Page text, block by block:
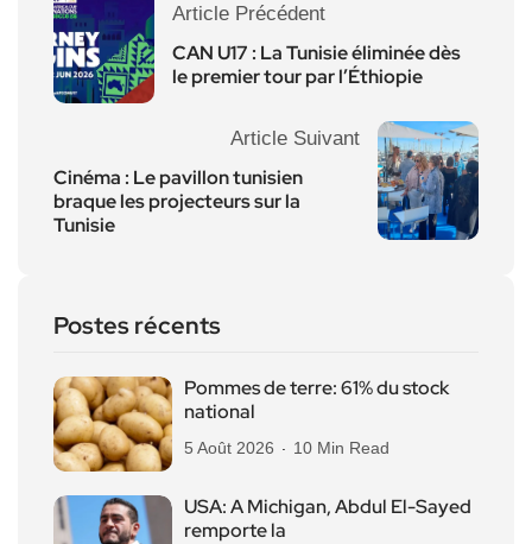
Article Précédent
CAN U17 : La Tunisie éliminée dès
le premier tour par l’Éthiopie
Article Suivant
Cinéma : Le pavillon tunisien
braque les projecteurs sur la
Tunisie
Postes récents
Pommes de terre: 61% du stock
national
5 Août 2026 10 Min Read
USA: A Michigan, Abdul El-Sayed
remporte la